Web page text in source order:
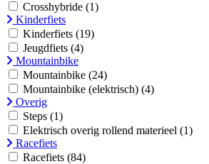
Crosshybride (1)
Kinderfiets
Kinderfiets (19)
Jeugdfiets (4)
Mountainbike
Mountainbike (24)
Mountainbike (elektrisch) (4)
Overig
Steps (1)
Elektrisch overig rollend materieel (1)
Racefiets
Racefiets (84)